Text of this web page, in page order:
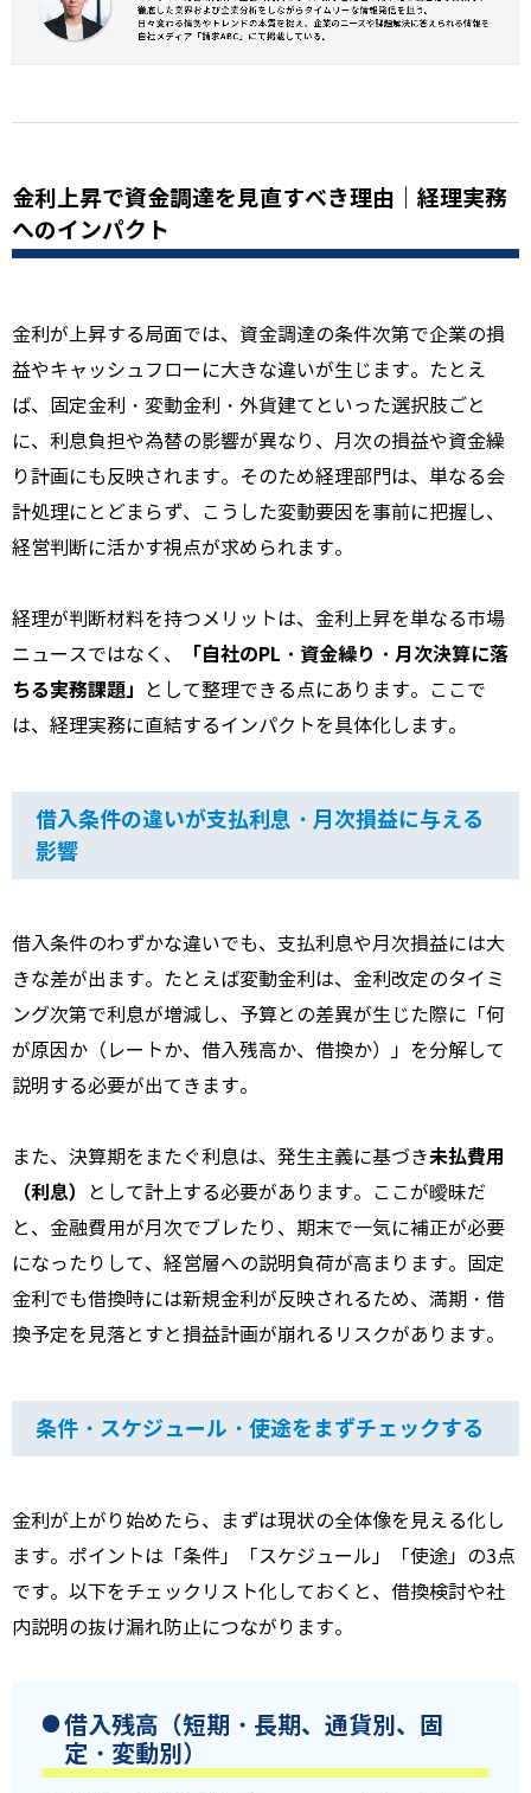
金利上昇で資金調達を見直すべき理由｜経理実務
へのインパクト
金利が上昇する局面では、資金調達の条件次第で企業の損
益やキャッシュフローに大きな違いが生じます。たとえ
ば、固定金利・変動金利・外貨建てといった選択肢ごと
に、利息負担や為替の影響が異なり、月次の損益や資金繰
り計画にも反映されます。そのため経理部門は、単なる会
計処理にとどまらず、こうした変動要因を事前に把握し、
経営判断に活かす視点が求められます。
経理が判断材料を持つメリットは、金利上昇を単なる市場
ニュースではなく、
「自社のPL・資金繰り・月次決算に落
ちる実務課題」
として整理できる点にあります。ここで
は、経理実務に直結するインパクトを具体化します。
借入条件の違いが支払利息・月次損益に与える
影響
借入条件のわずかな違いでも、支払利息や月次損益には大
きな差が出ます。たとえば変動金利は、金利改定のタイミ
ング次第で利息が増減し、予算との差異が生じた際に「何
が原因か（レートか、借入残高か、借換か）」を分解して
説明する必要が出てきます。
また、決算期をまたぐ利息は、発生主義に基づき未払費用
（利息）
として計上する必要があります。ここが曖昧だ
と、金融費用が月次でブレたり、期末で一気に補正が必要
になったりして、経営層への説明負荷が高まります。固定
金利でも借換時には新規金利が反映されるため、満期・借
換予定を見落とすと損益計画が崩れるリスクがあります。
条件・スケジュール・使途をまずチェックする
金利が上がり始めたら、まずは現状の全体像を見える化し
ます。ポイントは「条件」「スケジュール」「使途」の3点
です。以下をチェックリスト化しておくと、借換検討や社
内説明の抜け漏れ防止につながります。
借入残高（短期・長期、通貨別、固
定・変動別）